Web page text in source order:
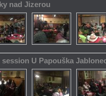
nad Jizerou
session U Papouška